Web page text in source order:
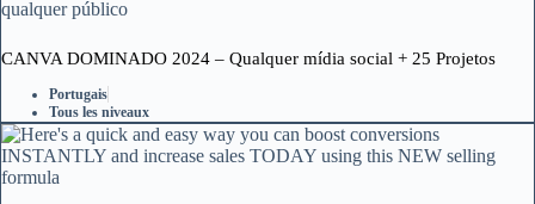
CANVA DOMINADO 2024 – Qualquer mídia social + 25 Projetos
Portugais
Tous les niveaux